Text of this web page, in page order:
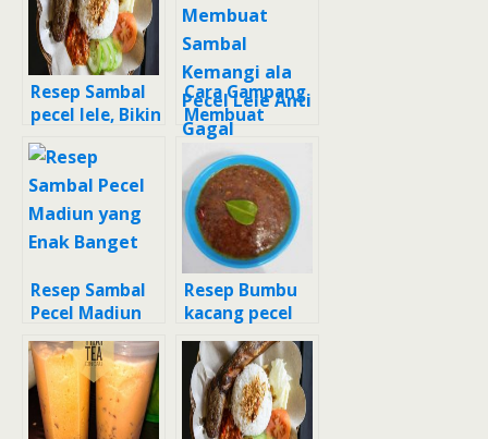
Resep Sambal
pecel lele, Bikin
Ngiler
Cara Gampang
Membuat
Sambal
Kemangi ala
Pecel Lele Anti
Gagal
Resep Sambal
Pecel Madiun
yang Enak
Banget
Resep Bumbu
kacang pecel
sayur yang
Sempurna